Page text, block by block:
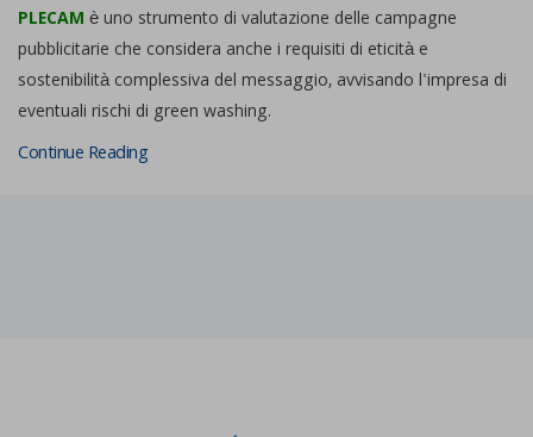
PLECAM è uno strumento di valutazione delle campagne
pubblicitarie che considera anche i requisiti di eticità e
sostenibilità complessiva del messaggio, avvisando l'impresa di
eventuali rischi di green washing.
Continue Reading